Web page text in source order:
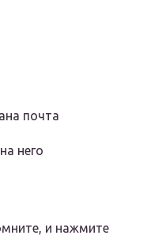
почта
него
и нажмите